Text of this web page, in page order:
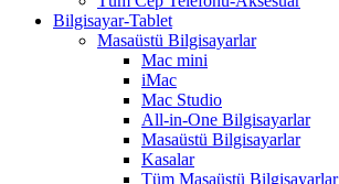
Bilgisayar-Tablet
Masaüstü Bilgisayarlar
Mac mini
iMac
Mac Studio
All-in-One Bilgisayarlar
Masaüstü Bilgisayarlar
Kasalar
Tüm Masaüstü Bilgisayarlar